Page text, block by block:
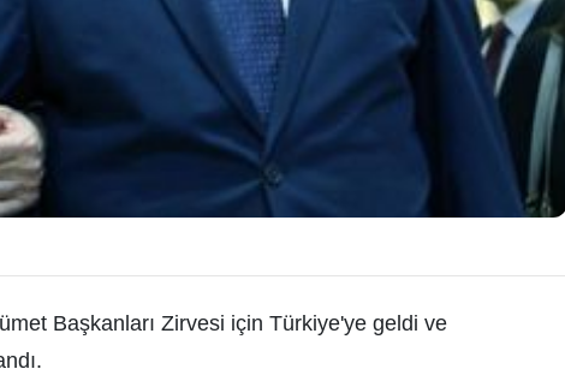
Başkanları Zirvesi için Türkiye'ye geldi ve